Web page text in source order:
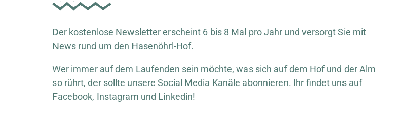
Der kostenlose Newsletter erscheint 6 bis 8 Mal pro Jahr und versorgt Sie mit
News rund um den Hasenöhrl-Hof.
Wer immer auf dem Laufenden sein möchte, was sich auf dem Hof und der Alm
so rührt, der sollte unsere Social Media Kanäle abonnieren. Ihr findet uns auf
Facebook, Instagram und Linkedin!